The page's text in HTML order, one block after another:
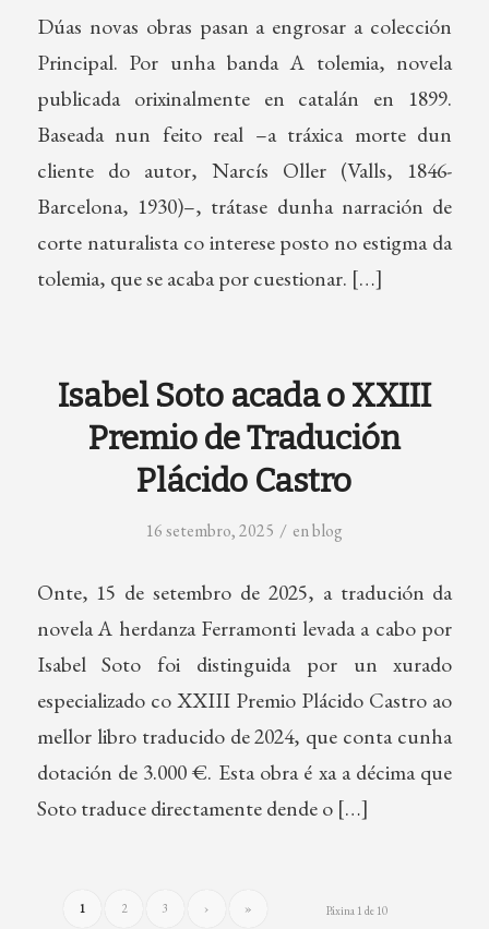
Dúas novas obras pasan a engrosar a colección
Principal. Por unha banda A tolemia, novela
publicada orixinalmente en catalán en 1899.
Baseada nun feito real –a tráxica morte dun
cliente do autor, Narcís Oller (Valls, 1846-
Barcelona, 1930)–, trátase dunha narración de
corte naturalista co interese posto no estigma da
tolemia, que se acaba por cuestionar. […]
Isabel Soto acada o XXIII
Premio de Tradución
Plácido Castro
16 setembro, 2025 / enblog
Onte, 15 de setembro de 2025, a tradución da
novela A herdanza Ferramonti levada a cabo por
Isabel Soto foi distinguida por un xurado
especializado co XXIII Premio Plácido Castro ao
mellor libro traducido de 2024, que conta cunha
dotación de 3.000 €. Esta obra é xa a décima que
Soto traduce directamente dende o […]
Páxina 1 de 10
1 2 3 › »